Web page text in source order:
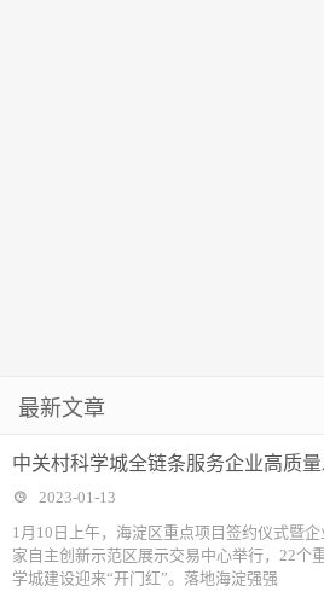
最新文章
中关村科学城全链条服务企业高质
2023-01-13
1月10日上午，海淀区重点项目签约仪式暨
家自主创新示范区展示交易中心举行，22个
学城建设迎来“开门红”。落地海淀强强